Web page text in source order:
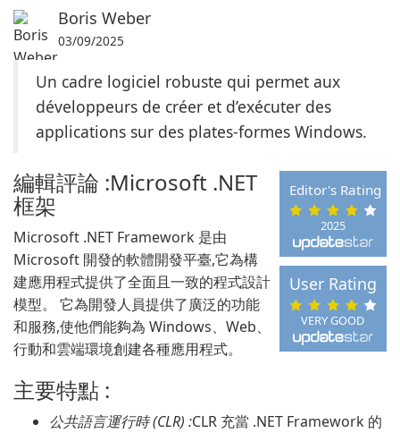
Boris Weber
03/09/2025
Un cadre logiciel robuste qui permet aux
développeurs de créer et d’exécuter des
applications sur des plates-formes Windows.
2025
Editor's Rating
VERY GOOD
User Rating
編輯評論 :Microsoft .NET
框架
Microsoft .NET Framework 是由
Microsoft 開發的軟體開發平臺,它為構
建應用程式提供了全面且一致的程式設計
模型。 它為開發人員提供了廣泛的功能
和服務,使他們能夠為 Windows、Web、
行動和雲端環境創建各種應用程式。
主要特點 :
公共語言運行時 (CLR) :CLR 充當 .NET Framework 的